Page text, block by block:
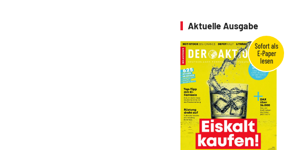
Aktuelle Ausgabe